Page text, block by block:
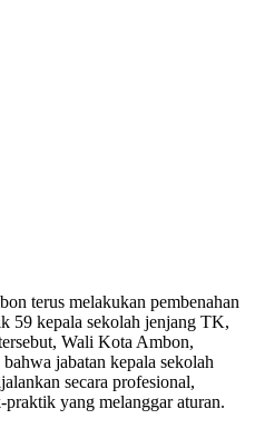
terus melakukan pembenahan
59 kepala sekolah jenjang TK,
Wali Kota Ambon,
jabatan kepala sekolah
secara profesional,
yang melanggar aturan.